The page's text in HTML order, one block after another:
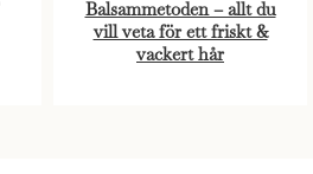
Balsammetoden – allt du
vill veta för ett friskt &
vackert hår